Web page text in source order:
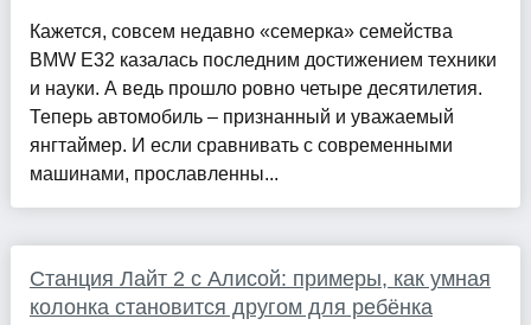
Кажется, совсем недавно «семерка» семейства
BMW Е32 казалась последним достижением техники
и науки. А ведь прошло ровно четыре десятилетия.
Теперь автомобиль – признанный и уважаемый
янгтаймер. И если сравнивать с современными
машинами, прославленны...
Станция Лайт 2 с Алисой: примеры, как умная
колонка становится другом для ребёнка